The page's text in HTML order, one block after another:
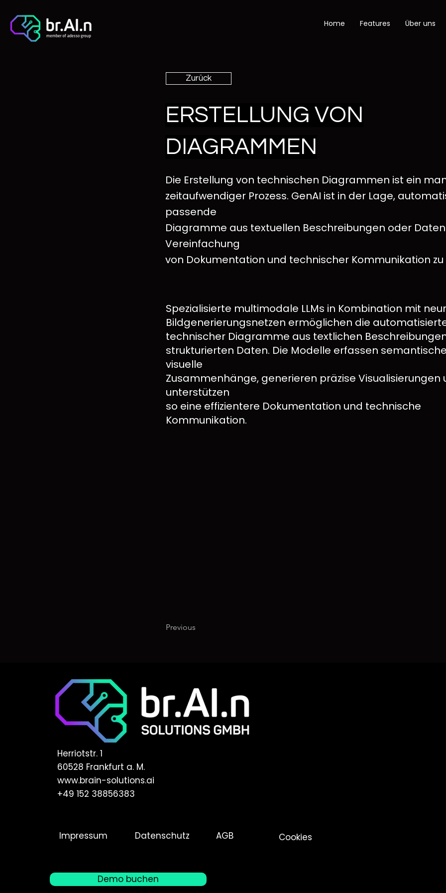
Home Features Über uns
Zurück
ERSTELLUNG VON
DIAGRAMMEN
Die Erstellung von technischen Diagrammen ist ein
zeitaufwendiger Prozess. GenAI ist in der Lage,
passende
Diagramme aus textuellen Beschreibungen oder
Vereinfachung
von Dokumentation und technischer Kommunikation
Spezialisierte multimodale LLMs in Kombination mit
Bildgenerierungsnetzen ermöglichen die
technischer Diagramme aus textlichen
strukturierten Daten. Die Modelle erfassen
visuelle
Zusammenhänge, generieren präzise Visualisierungen
unterstützen
so eine effizientere Dokumentation und technische
Kommunikation.
Previous
Herriotstr. 1
60528 Frankfurt a. M.
www.brain-solutions.ai
+49 152 38856383
Impressum Datenschutz AGB Cookies
Demo buchen